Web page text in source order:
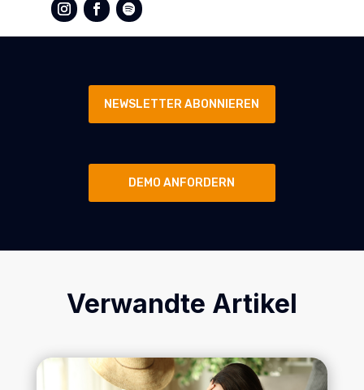
NEWSLETTER ABONNIEREN
DEMO ANFORDERN
Verwandte Artikel